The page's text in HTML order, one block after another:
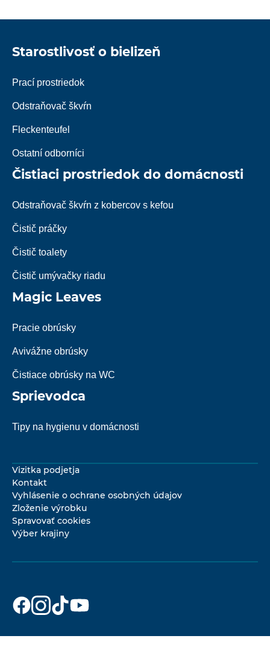
Starostlivosť o bielizeň
Prací prostriedok
Odstraňovač škvŕn
Fleckenteufel
Ostatní odborníci
Čistiaci prostriedok do domácnosti
Odstraňovač škvŕn z kobercov s kefou
Čistič práčky
Čistič toalety
Čistič umývačky riadu
Magic Leaves
Pracie obrúsky
Avivážne obrúsky
Čistiace obrúsky na WC
Sprievodca
Tipy na hygienu v domácnosti
Vizitka podjetja
Kontakt
Vyhlásenie o ochrane osobných údajov
Zloženie výrobku
Spravovať cookies
Výber krajiny
Dr. Beckmann
na
Dr. Beckmann
na
Dr. Beckmann
na